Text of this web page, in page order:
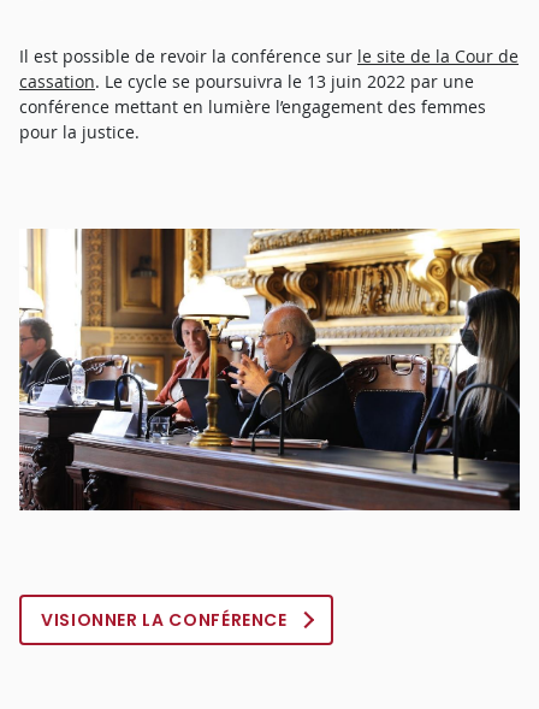
Il est possible de revoir la conférence sur le site de la Cour de
cassation. Le cycle se poursuivra le 13 juin 2022 par une
conférence mettant en lumière l’engagement des femmes
pour la justice.
VISIONNER LA CONFÉRENCE